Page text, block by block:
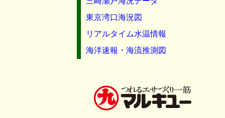
東京湾口海況図
リアルタイム水温情報
海洋速報・海流推測図